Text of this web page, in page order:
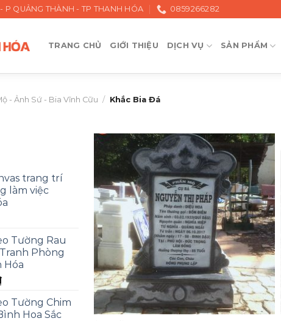
P QUẢNG THÀNH - TP THANH HÓA 0859266282
TRANG CHỦ GIỚI THIỆU DỊCH VỤ SẢN PHẨM
- Ảnh Sứ - Bia Vĩnh Cữu / Khắc Bia Đá
trang trí
làm việc
Tường Rau
Phòng
Hóa
Tường Chim
Hoa Sắc